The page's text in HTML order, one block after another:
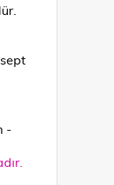
-